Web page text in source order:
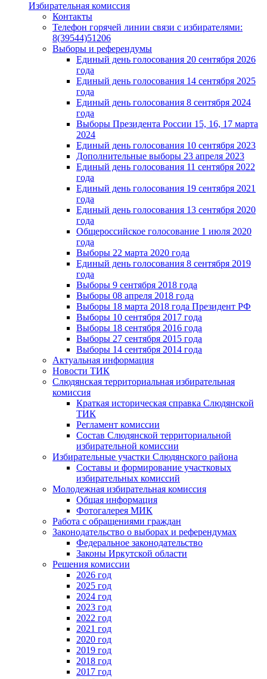
Избирательная комиссия
Контакты
Телефон горячей линии связи с избирателями:
8(39544)51206
Выборы и референдумы
Единый день голосования 20 сентября 2026
года
Единый день голосования 14 сентября 2025
года
Единый день голосования 8 сентября 2024
года
Выборы Президента России 15, 16, 17 марта
2024
Единый день голосования 10 сентября 2023
Дополнительные выборы 23 апреля 2023
Единый день голосования 11 сентября 2022
года
Единый день голосования 19 сентября 2021
года
Единый день голосования 13 сентября 2020
года
Общероссийское голосование 1 июля 2020
года
Выборы 22 марта 2020 года
Единый день голосования 8 сентября 2019
года
Выборы 9 сентября 2018 года
Выборы 08 апреля 2018 года
Выборы 18 марта 2018 года Президент РФ
Выборы 10 сентября 2017 года
Выборы 18 сентября 2016 года
Выборы 27 сентября 2015 года
Выборы 14 сентября 2014 года
Актуальная информация
Новости ТИК
Слюдянская территориальная избирательная
комиссия
Краткая историческая справка Слюдянской
ТИК
Регламент комиссии
Состав Слюдянской территориальной
избирательной комиссии
Избирательные участки Слюдянского района
Составы и формирование участковых
избирательных комиссий
Молодежная избирательная комиссия
Общая информация
Фотогалерея МИК
Работа с обращениями граждан
Законодательство о выборах и референдумах
Федеральное законодательство
Законы Иркутской области
Решения комиссии
2026 год
2025 год
2024 год
2023 год
2022 год
2021 год
2020 год
2019 год
2018 год
2017 год